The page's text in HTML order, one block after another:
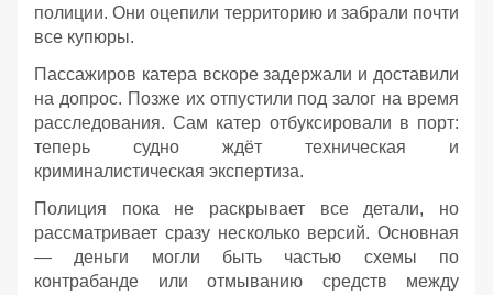
полиции. Они оцепили территорию и забрали почти
все купюры.
Пассажиров катера вскоре задержали и доставили
на допрос. Позже их отпустили под залог на время
расследования. Сам катер отбуксировали в порт:
теперь судно ждёт техническая и
криминалистическая экспертиза.
Полиция пока не раскрывает все детали, но
рассматривает сразу несколько версий. Основная
— деньги могли быть частью схемы по
контрабанде или отмыванию средств между